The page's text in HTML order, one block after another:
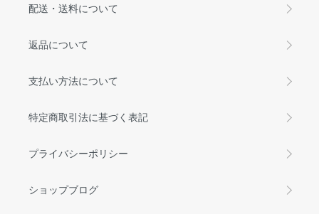
配送・送料について
返品について
支払い方法について
特定商取引法に基づく表記
プライバシーポリシー
ショップブログ